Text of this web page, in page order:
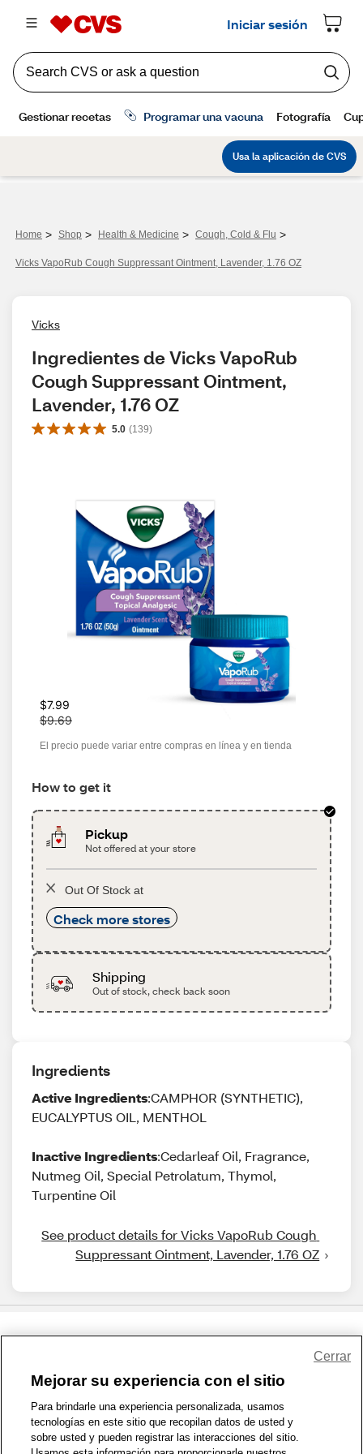
Home > Shop > Health & Medicine > Cough, Cold & Flu >
Vicks VapoRub Cough Suppressant Ointment, Lavender, 1.76 OZ
Vicks
Ingredientes de Vicks VapoRub
Cough Suppressant Ointment,
Lavender, 1.76 OZ
5.0 (139)
$7.99
W
a
$9.69
El precio puede variar entre compras en línea y en tienda
How to get it
Pickup
Not offered at your store
Out Of Stock at
Check more stores
Shipping
Out of stock, check back soon
Ingredients
Active Ingredients:CAMPHOR (SYNTHETIC),
EUCALYPTUS OIL, MENTHOL
Inactive Ingredients:Cedarleaf Oil, Fragrance,
Nutmeg Oil, Special Petrolatum, Thymol,
Turpentine Oil
See product details for Vicks VapoRub Cough
Suppressant Ointment, Lavender, 1.76 OZ
1-800-679-9691 | Contáctenos | Términos de Uso | Accesibilidad
Política de Privacidad | WA Privacy Policy | Mapa del sitio
Zona de Bienestar | © 1999 - 2026 CVS.com
Mejorar su experiencia con el sitio
Para brindarle una experiencia personalizada, usamos
tecnologías en este sitio que recopilan datos de usted y
sobre usted y pueden registrar las interacciones del sitio.
Cerrar